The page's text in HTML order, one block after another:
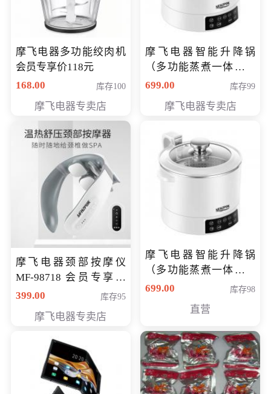
摩飞电器多功能绞肉机
会员专享价118元
168.00
库存100
摩飞电器专卖店
摩飞电器智能升降锅
（多功能蒸煮一体锅）
（智能升降养生锅） 会
699.00 库存99
摩飞电器专卖店
摩飞电器颈部按摩仪
MF-98718 会员专享价
299元
399.00 库存95
摩飞电器专卖店
摩飞电器智能升降锅
（多功能蒸煮一体锅）
（智能升降养生锅） 会
699.00 库存98
直营